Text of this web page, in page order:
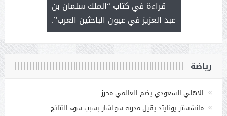
قراءة في كتاب “الملك سلمان بن
عبد العزيز في عيون الباحثين العرب”.
لايعرف
رياضة
الاهلي السعودي يضم العالمي محرز
مانشستر يونايتد يقيل مدربه سولشار بسبب سوء النتائج